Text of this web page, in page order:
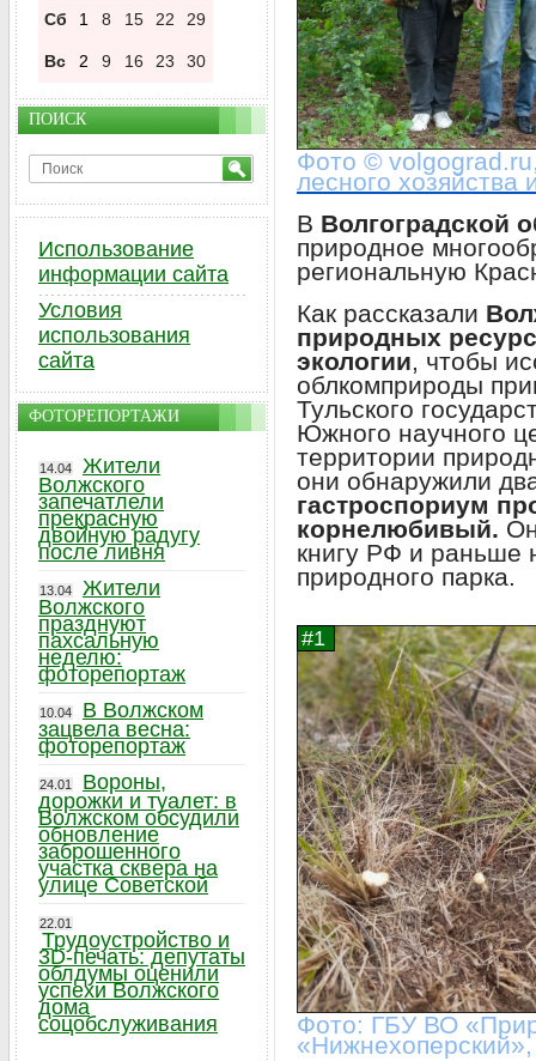
Фото ©
лесного хозяйства
В Волгоградской
природное
региональную
Как рассказали
природных
экологии, чтобы
облкомприроды
Тульского
Южного научного
территории
они обнаружили
гастроспориум
корнелюбивый.
книгу РФ и раньше
природного парка.
Фото: ГБУ ВО
Сб
1 8 15 22 29
Вс 2 9 16 23 30
ПОИСК
Использование
информации сайта
Условия
использования
сайта
ФОТОРЕПОРТАЖИ
14.04
Жители
Волжского
запечатлели
прекрасную
двойную радугу
после ливня
13.04
Жители
Волжского
празднуют
пахсальную
неделю:
фоторепортаж
10.04
В Волжском
зацвела весна:
фоторепортаж
24.01
Вороны,
дорожки и туалет: в
Волжском обсудили
обновление
заброшенного
участка сквера на
улице Советской
22.01
Трудоустройство и
3D-печать: депутаты
облдумы оценили
успехи Волжского
дома
соцобслуживания